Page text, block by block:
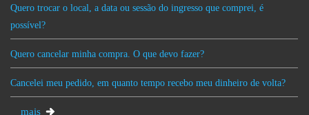
Quero trocar o local, a data ou sessão do ingresso que comprei, é
possível?
Quero cancelar minha compra. O que devo fazer?
Cancelei meu pedido, em quanto tempo recebo meu dinheiro de volta?
mais